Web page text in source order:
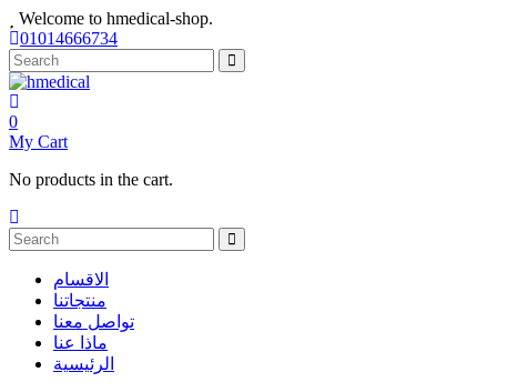
Welcome to hmedical-shop.
01014666734
0
My Cart
No products in the cart.
الاقسام
منتجاتنا
تواصل معنا
ماذا عنا
الرئيسية